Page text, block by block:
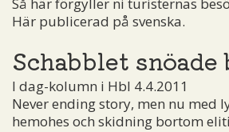
Så här förgyller ni turisternas
Här publicerad på svenska.
Schabblet snöade
I dag-kolumn i Hbl 4.4.2011
Never ending story, men nu med
hemohes och skidning bortom